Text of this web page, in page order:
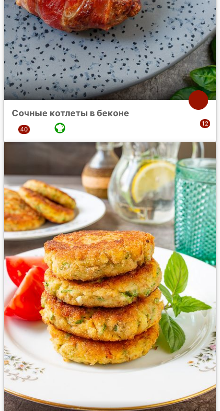
Сочные котлеты в беконе